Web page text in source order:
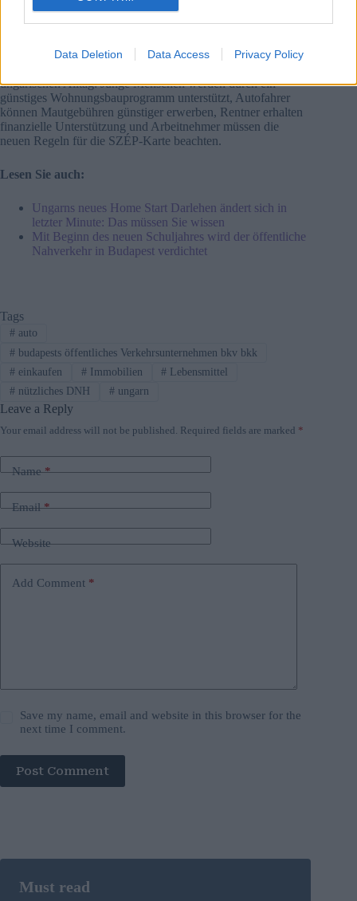
Data Deletion Data Access Privacy Policy
Hauptverkehrszeiten alle 15 Minuten fährt.
ungarischen Alltag: Junge Menschen werden durch ein
günstiges Wohnungsbauprogramm unterstützt, Autofahrer
können Mautgebühren günstiger erwerben, Rentner erhalten
finanzielle Unterstützung und Arbeitnehmer müssen die
neuen Regeln für die SZÉP-Karte beachten.
Lesen Sie auch:
Ungarns neues Home Start Darlehen ändert sich in
letzter Minute: Das müssen Sie wissen
Mit Beginn des neuen Schuljahres wird der öffentliche
Nahverkehr in Budapest verdichtet
Tags
#auto
#budapests öffentliches Verkehrsunternehmen bkv bkk
#einkaufen #Immobilien # Lebensmittel
#nützliches DNH #ungarn
Leave a Reply
Your email address will not be published. Required fields are marked *
Name*
Email*
Website
Add Comment *
Save my name, email and website in this browser for the
next time I comment.
Post Comment